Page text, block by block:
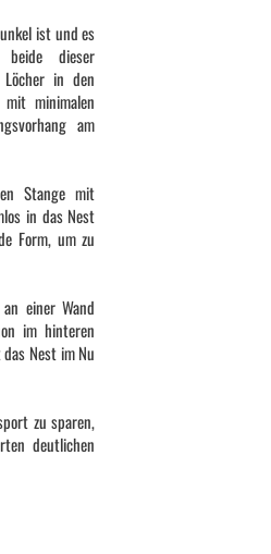
ist und es
beide dieser
in den
minimalen
am
Stange mit
in das Nest
Form, um zu
einer Wand
im hinteren
Nest im Nu
zu sparen,
deutlichen